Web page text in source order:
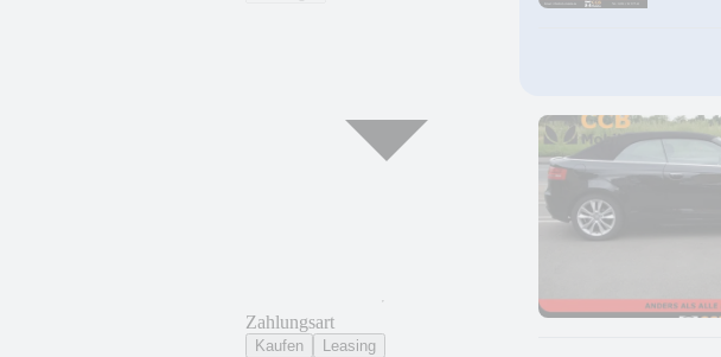
Zahlungsart
Kaufen Leasing